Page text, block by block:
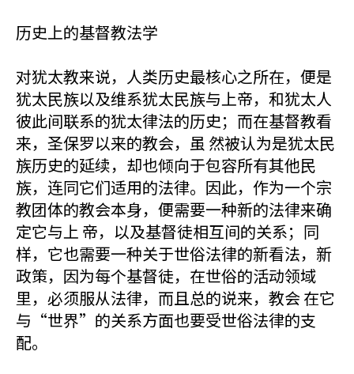
历史上的基督教法学
对犹太教来说，人类历史最核心之所在，便是
犹太民族以及维系犹太民族与上帝，和犹太人
彼此间联系的犹太律法的历史；而在基督教看
来，圣保罗以来的教会，虽 然被认为是犹太民
族历史的延续，却也倾向于包容所有其他民
族，连同它们适用的法律。因此，作为一个宗
教团体的教会本身，便需要一种新的法律来确
定它与上 帝，以及基督徒相互间的关系；同
样，它也需要一种关于世俗法律的新看法，新
政策，因为每个基督徒，在世俗的活动领域
里，必须服从法律，而且总的说来，教会 在它
与“世界”的关系方面也要受世俗法律的支
配。